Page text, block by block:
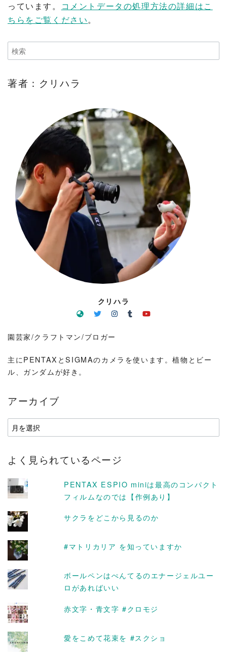
っています。
コメントデータの処理方法の詳細はこ
ちらをご覧ください。
著者：クリハラ
クリハラ
園芸家/クラフトマン/ブロガー
主にPENTAXとSIGMAのカメラを使います。植物とビー
ル、ガンダムが好き。
アーカイブ
ア
ー
イ
よく見られているページ
PENTAX ESPIO miniは最高のコンパクト
フィルムなのでは【作例あり】
サクラをどこから見るのか
#マトリカリア を知っていますか
ボールペンはぺんてるのエナージェルユー
ロがあればいい
赤文字・青文字 #クロモジ
愛をこめて花束を #スクショ